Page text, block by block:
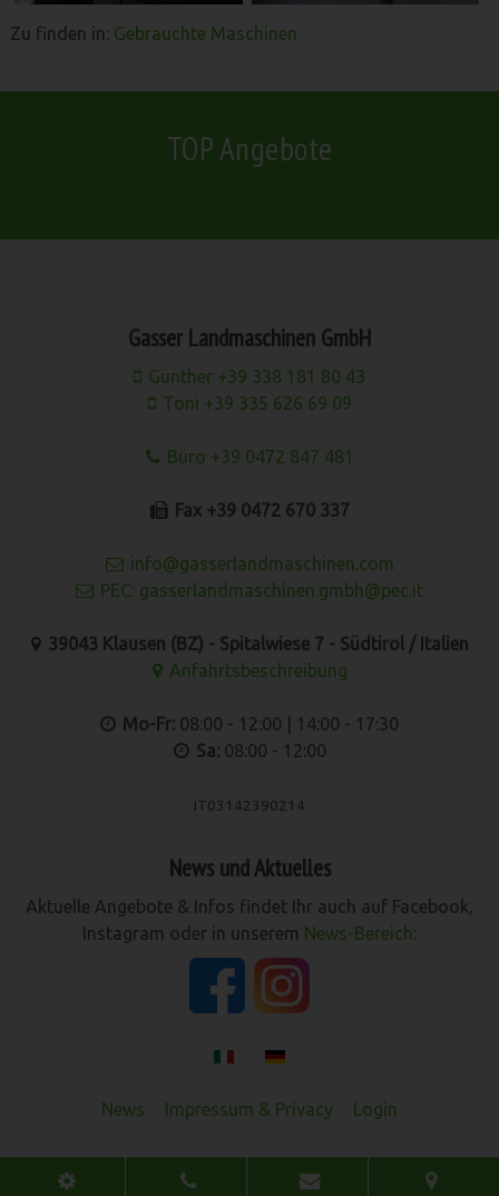
Zu finden in: Gebrauchte Maschinen
TOP Angebote
Gasser Landmaschinen GmbH
Günther +39 338 181 80 43
Toni +39 335 626 69 09
Büro +39 0472 847 481
Fax +39 0472 670 337
info@gasserlandmaschinen.com
PEC: gasserlandmaschinen.gmbh@pec.it
39043 Klausen (BZ) - Spitalwiese 7 - Südtirol / Italien
Anfahrtsbeschreibung
Mo-Fr: 08:00 - 12:00 | 14:00 - 17:30
Sa:08:00 - 12:00
IT03142390214
News und Aktuelles
Aktuelle Angebote & Infos findet Ihr auch auf Facebook,
Instagram oder in unserem News-Bereich:
News Impressum & Privacy Login